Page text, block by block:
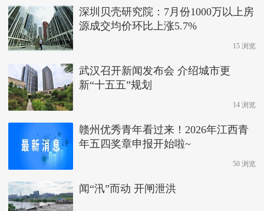
深圳贝壳研究院：7月份1000万以上房
源成交均价环比上涨5.7%
15 浏览
武汉召开新闻发布会 介绍城市更
新“十五五”规划
14 浏览
赣州优秀青年看过来！2026年江西青
年五四奖章申报开始啦~
50 浏览
闻“汛”而动 开闸泄洪